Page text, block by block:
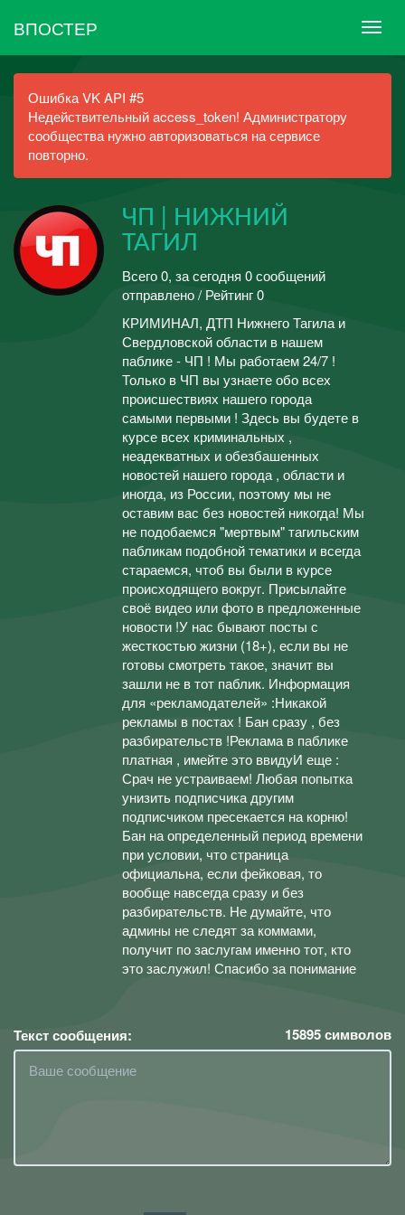
ВПОСТЕР
Ошибка VK API #5
Недействительный access_token! Администратору
сообщества нужно авторизоваться на сервисе
повторно.
ЧП | НИЖНИЙ
ТАГИЛ
Всего 0, за сегодня 0 сообщений
отправлено / Рейтинг 0
КРИМИНАЛ, ДТП Нижнего Тагила и
Свердловской области в нашем
паблике - ЧП ! Мы работаем 24/7 !
Только в ЧП вы узнаете обо всех
происшествиях нашего города
самыми первыми ! Здесь вы будете в
курсе всех криминальных ,
неадекватных и обезбашенных
новостей нашего города , области и
иногда, из России, поэтому мы не
оставим вас без новостей никогда! Мы
не подобаемся "мертвым" тагильским
пабликам подобной тематики и всегда
стараемся, чтоб вы были в курсе
происходящего вокруг. Присылайте
своё видео или фото в предложенные
новости !У нас бывают посты с
жесткостью жизни (18+), если вы не
готовы смотреть такое, значит вы
зашли не в тот паблик. Информация
для «рекламодателей» :Никакой
рекламы в постах ! Бан сразу , без
разбирательств !Реклама в паблике
платная , имейте это ввидуИ еще :
Срач не устраиваем! Любая попытка
унизить подписчика другим
подписчиком пресекается на корню!
Бан на определенный период времени
при условии, что страница
официальна, если фейковая, то
вообще навсегда сразу и без
разбирательств. Не думайте, что
админы не следят за коммами,
получит по заслугам именно тот, кто
это заслужил! Спасибо за понимание
Текст сообщения: 15895символов